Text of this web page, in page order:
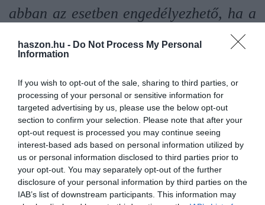
haszon.hu - Do Not Process My Personal
Information
If you wish to opt-out of the sale, sharing to third parties, or
processing of your personal or sensitive information for
targeted advertising by us, please use the below opt-out
section to confirm your selection. Please note that after your
opt-out request is processed you may continue seeing
interest-based ads based on personal information utilized by
us or personal information disclosed to third parties prior to
your opt-out. You may separately opt-out of the further
disclosure of your personal information by third parties on the
IAB’s list of downstream participants. This information may
abban az esetben engedélyezhető, ha a
hódgát által megváltoztatott
élőhelyeken élő védett és fokozottan
védett fajok védelmének szempontjai
nem sérülnek
írjaegy tavalyi rendelet.
A jogszabály kitér arra is, hogy a hódgát elbontásának
engedélyeztetésekor annak az őshonos szervezetekre, a víztestek
morfológiai állapotára, valamint a vízellátottságra gyakorolt